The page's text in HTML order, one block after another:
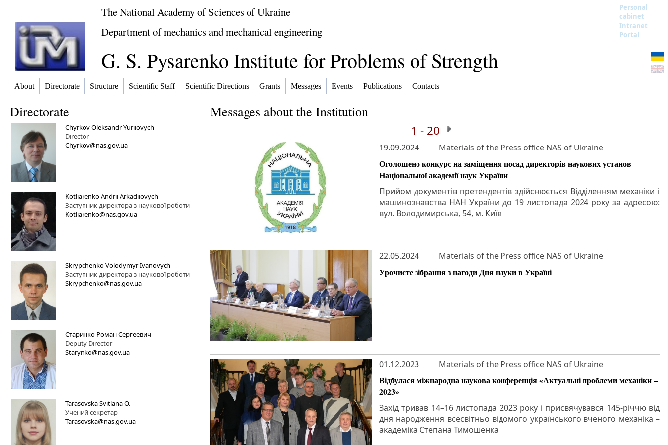
The National Academy of Sciences of Ukraine
Personal
cabinet
Intranet
Portal
Department of mechanics and mechanical engineering
G. S. Pysarenko Institute for Problems of Strength
About Directorate Structure Scientific Staff Scientific Directions Grants Messages Events Publications Contacts
Directorate
Chyrkov Oleksandr Yuriiovych
Director
Chyrkov@nas.gov.ua
Kotliarenko Andrii Arkadiiovych
Заступник директора з наукової роботи
Kotliarenko@nas.gov.ua
Skrypchenko Volodymyr Ivanovych
Заступник директора з наукової роботи
Skrypchenko@nas.gov.ua
Старинко Роман Сергеевич
Deputy Director
Starynko@nas.gov.ua
Tarasovska Svitlana O.
Учений секретар
Tarasovska@nas.gov.ua
Messages about the Institution
1 - 20
19.09.2024 Materials of the Press office NAS of Ukraine
Оголошено конкурс на заміщення посад директорів наукових установ
Національної академії наук України
Прийом документів претендентів здійснюється Відділенням механіки і
машинознавства НАН України до 19 листопада 2024 року за адресою:
вул. Володимирська, 54, м. Київ
22.05.2024 Materials of the Press office NAS of Ukraine
Урочисте зібрання з нагоди Дня науки в Україні
01.12.2023 Materials of the Press office NAS of Ukraine
Відбулася міжнародна наукова конференція «Актуальні проблеми механіки –
2023»
Захід тривав 14–16 листопада 2023 року і присвячувався 145-річчю від
дня народження всесвітньо відомого українського вченого механіка –
академіка Степана Тимошенка